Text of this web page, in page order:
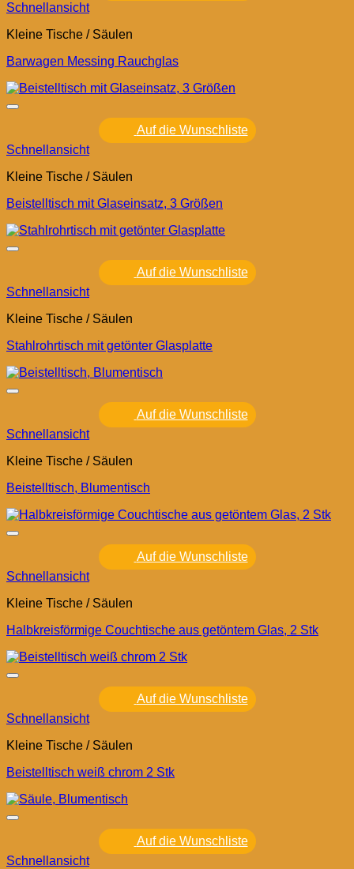
Schnellansicht
Kleine Tische / Säulen
Barwagen Messing Rauchglas
Auf die Wunschliste
Schnellansicht
Kleine Tische / Säulen
Beistelltisch mit Glaseinsatz, 3 Größen
Auf die Wunschliste
Schnellansicht
Kleine Tische / Säulen
Stahlrohrtisch mit getönter Glasplatte
Auf die Wunschliste
Schnellansicht
Kleine Tische / Säulen
Beistelltisch, Blumentisch
Auf die Wunschliste
Schnellansicht
Kleine Tische / Säulen
Halbkreisförmige Couchtische aus getöntem Glas, 2 Stk
Auf die Wunschliste
Schnellansicht
Kleine Tische / Säulen
Beistelltisch weiß chrom 2 Stk
Auf die Wunschliste
Schnellansicht